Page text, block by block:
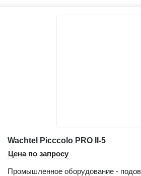
Wachtel Picccolo PRO II-5
Цена по запросу
Промышленное оборудование -